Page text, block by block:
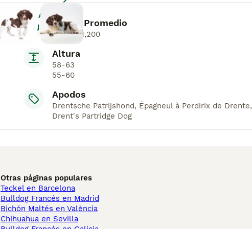
Agrandar
Precio Promedio
€800-€1,200
Altura
58-63
55-60
Apodos
Drentsche Patrijshond, Épagneul à Perdirix de Drente,
Drent's Partridge Dog
Otras páginas populares
Teckel en Barcelona
Bulldog Francés en Madrid
Bichón Maltés en València
Chihuahua en Sevilla